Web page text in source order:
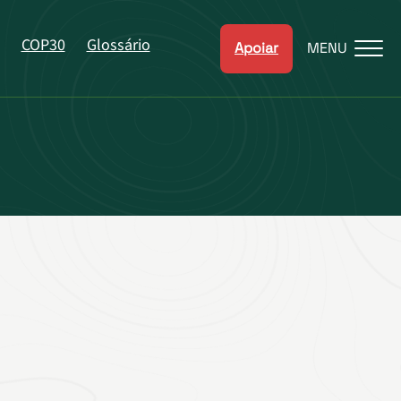
COP30 Glossário Apoiar MENU